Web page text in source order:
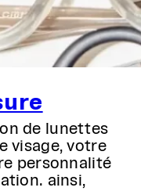
de lunettes
visage, votre
personnalité
ainsi,